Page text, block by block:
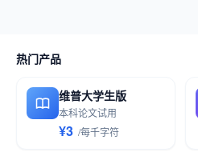
热门产品
维普大学生版
本科论文试用
¥3 /每千字符